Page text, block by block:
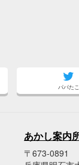
パパたこ
あかし案内
〒673-0891